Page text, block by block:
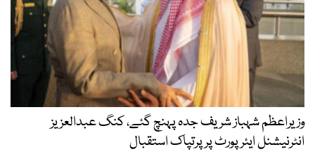
وزیراعظم شہباز شریف جدہ پہنچ گئے، کنگ عبدالعزیز
انٹرنیشنل ایئر پورٹ پر پرتپاک استقبال